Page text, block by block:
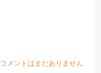
コメントはまだありません